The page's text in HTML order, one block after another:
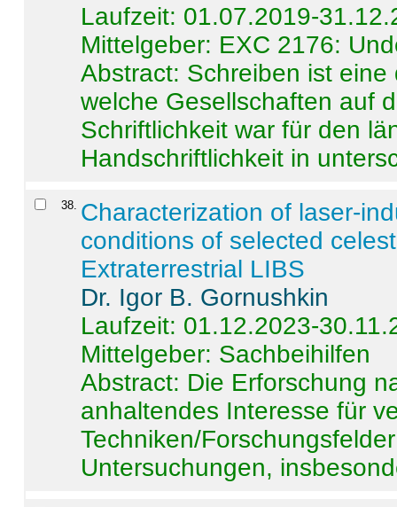
Laufzeit: 01.07.2019-
Mittelgeber: EXC 2176:
Abstract: Schreiben ist
welche Gesellschaften auf
Schriftlichkeit war für den
Handschriftlichkeit in
38. Characterization of laser-
conditions of selected
Extraterrestrial LIBS
Dr. Igor B. Gornushkin
Laufzeit: 01.12.2023-
Mittelgeber: Sachbeihilfen
Abstract: Die Erforschung
anhaltendes Interesse für
Techniken/
Untersuchungen,